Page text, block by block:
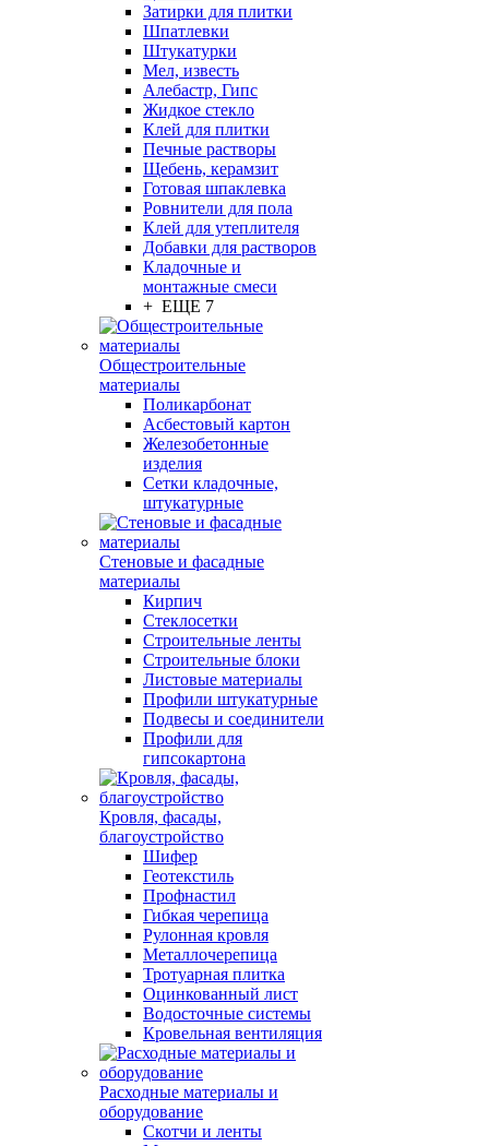
Затирки для плитки
Шпатлевки
Штукатурки
Мел, известь
Алебастр, Гипс
Жидкое стекло
Клей для плитки
Печные растворы
Щебень, керамзит
Готовая шпаклевка
Ровнители для пола
Клей для утеплителя
Добавки для растворов
Кладочные и
монтажные смеси
+ ЕЩЕ 7
Общестроительные
материалы
Поликарбонат
Асбестовый картон
Железобетонные
изделия
Сетки кладочные,
штукатурные
Стеновые и фасадные
материалы
Кирпич
Стеклосетки
Строительные ленты
Строительные блоки
Листовые материалы
Профили штукатурные
Подвесы и соединители
Профили для
гипсокартона
Кровля, фасады,
благоустройство
Шифер
Геотекстиль
Профнастил
Гибкая черепица
Рулонная кровля
Металлочерепица
Тротуарная плитка
Оцинкованный лист
Водосточные системы
Кровельная вентиляция
Расходные материалы и
оборудование
Скотчи и ленты